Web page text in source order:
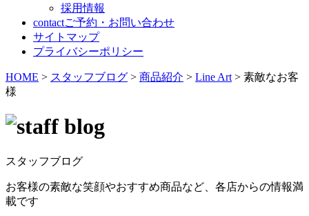
採用情報
contactご予約・お問い合わせ
サイトマップ
プライバシーポリシー
HOME > スタッフブログ > 商品紹介 > Line Art > 素敵なお客
様
スタッフブログ
お客様の素敵な笑顔やおすすめ商品など、各店からの情報満
載です